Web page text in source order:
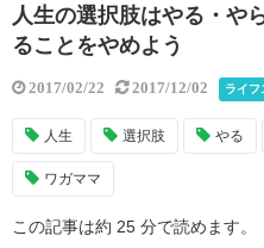
人生の選択肢はやる・や
ることをやめよう
2017/02/22 2017/12/02 ライフ
人生 選択肢 やる
ワガママ
この記事は約 25 分で読めます。